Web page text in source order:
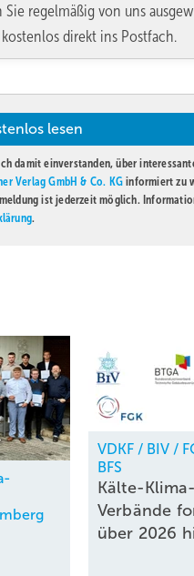
regelmäßig von uns
direkt ins Postfach.
damit einverstanden, über
Verlag GmbH & Co. KGinformiert zu
ist jederzeit möglich.
.
VDKF / BIV /
BFS
Kälte-
Verbände
über 2026